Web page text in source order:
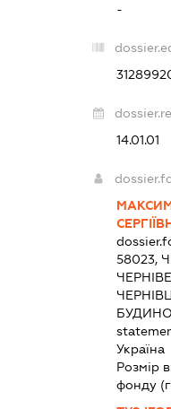
-
14.01.01
58023,
Україна
Розмір
фонду